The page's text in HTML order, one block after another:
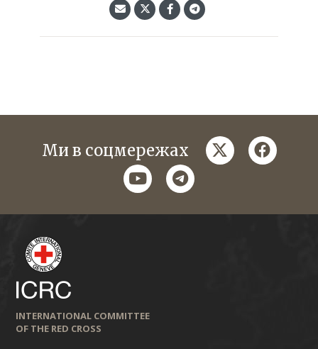
Ми в соцмережах twitter
youtubetelegram
INTERNATIONAL COMMITTEE
OF THE RED CROSS